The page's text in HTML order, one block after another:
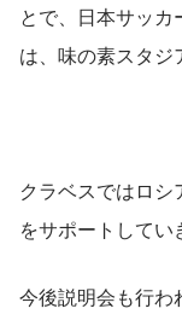
とで、日本サッ
は、味の素スタジ
クラベスではロ
をサポートしてい
今後説明会も行わ